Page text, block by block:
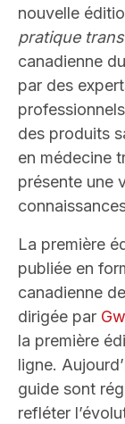
nouvelle
pratique
canadienne
par des
des produits
en médecine
présente une
La première
publiée en
canadienne
dirigée par
la première
ligne.
guide sont
refléter